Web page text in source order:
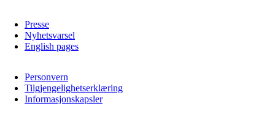
Presse
Nyhetsvarsel
English pages
Personvern
Tilgjengelighetserklæring
Informasjonskapsler